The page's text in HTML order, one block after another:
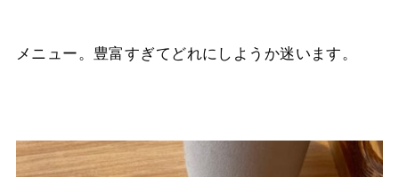
メニュー。豊富すぎてどれにしようか迷います。